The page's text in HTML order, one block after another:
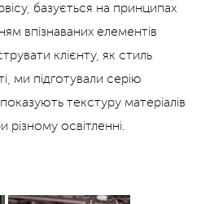
базується на принципах
впізнаваних елементів
клієнту, як стиль
ми підготували серію
текстуру матеріалів
різному освітленні.